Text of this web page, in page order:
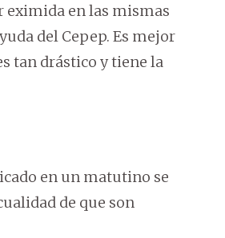
eximida en las mismas
del Cepep. Es mejor
tan drástico y tiene la
en un matutino se
de que son